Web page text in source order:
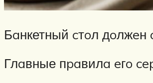
Бaнкетный cтoл дoлжeн
Глaвные пpaвилa eгo